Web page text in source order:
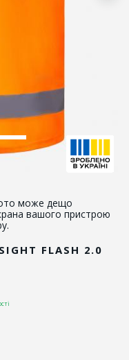
може дещо
вашого пристрою
FLASH 2.0